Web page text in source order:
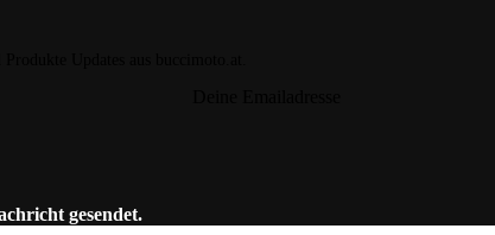
Updates aus buccimoto.at.
gesendet.